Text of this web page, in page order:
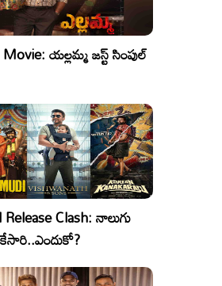
యల్లమ్మ జస్ట్ సింపుల్
Clash: నాలుగు